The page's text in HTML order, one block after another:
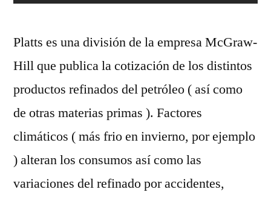
Platts es una división de la empresa McGraw-
Hill que publica la cotización de los distintos
productos refinados del petróleo ( así como
de otras materias primas ). Factores
climáticos ( más frio en invierno, por ejemplo
) alteran los consumos así como las
variaciones del refinado por accidentes,